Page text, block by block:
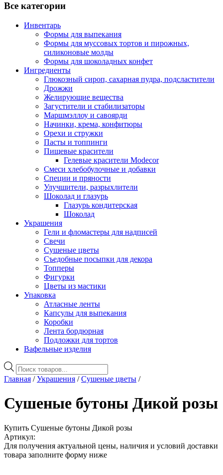
Все категории
Инвентарь
Формы для выпекания
Формы для муссовых тортов и пирожных,
силиконовые молды
Формы для шоколадных конфет
Ингредиенты
Глюкозный сироп, сахарная пудра, подсластители
Дрожжи
Желирующие вещества
Загустители и стабилизаторы
Маршмэллоу и савоярди
Начинки, крема, конфитюры
Орехи и стружки
Пасты и топпинги
Пищевые красители
Гелевые красители Modecor
Смеси хлебобулочные и добавки
Специи и пряности
Улучшители, разрыхлители
Шоколад и глазурь
Глазурь кондитерская
Шоколад
Украшения
Гели и фломастеры для надписей
Свечи
Сушеные цветы
Съедобные посыпки для декора
Топперы
Фигурки
Цветы из мастики
Упаковка
Атласные ленты
Капсулы для выпекания
Коробки
Лента бордюрная
Подложки для тортов
Вафельные изделия
Поиск
товаров
Главная /Украшения /Сушеные цветы /
Сушеные бутоны Дикой розы
Купить Сушеные бутоны Дикой розы
Артикул:
Для получения актуальной цены, наличия и условий доставки
товара заполните форму ниже